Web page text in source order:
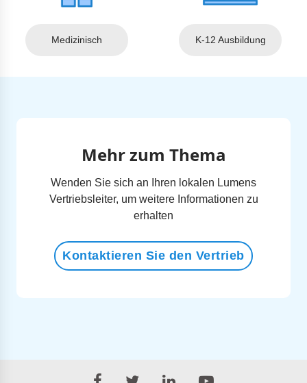
Medizinisch K-12 Ausbildung
Mehr zum Thema
Wenden Sie sich an Ihren lokalen Lumens
Vertriebsleiter, um weitere Informationen zu
erhalten
Kontaktieren Sie den Vertrieb